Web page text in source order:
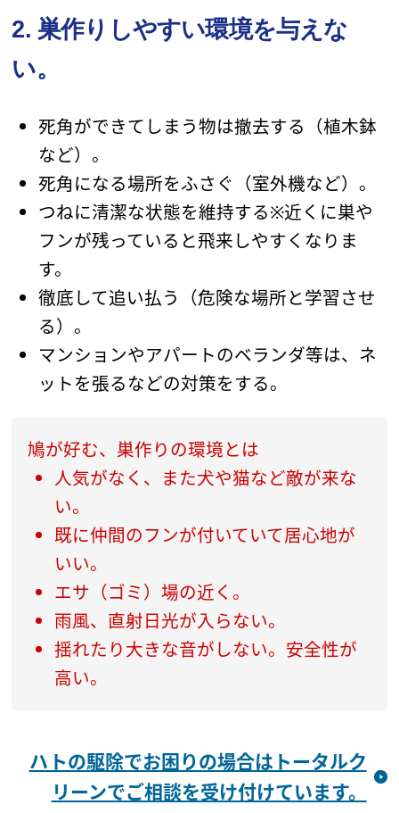
2. 巣作りしやすい環境を与えな
い。
死角ができてしまう物は撤去する（植木鉢
など）。
死角になる場所をふさぐ（室外機など）。
つねに清潔な状態を維持する※近くに巣や
フンが残っていると飛来しやすくなりま
す。
徹底して追い払う（危険な場所と学習させ
る）。
マンションやアパートのベランダ等は、ネ
ットを張るなどの対策をする。
鳩が好む、巣作りの環境とは
人気がなく、また犬や猫など敵が来な
い。
既に仲間のフンが付いていて居心地が
いい。
エサ（ゴミ）場の近く。
雨風、直射日光が入らない。
揺れたり大きな音がしない。安全性が
高い。
ハトの駆除でお困りの場合はトータルク
リーンでご相談を受け付けています。